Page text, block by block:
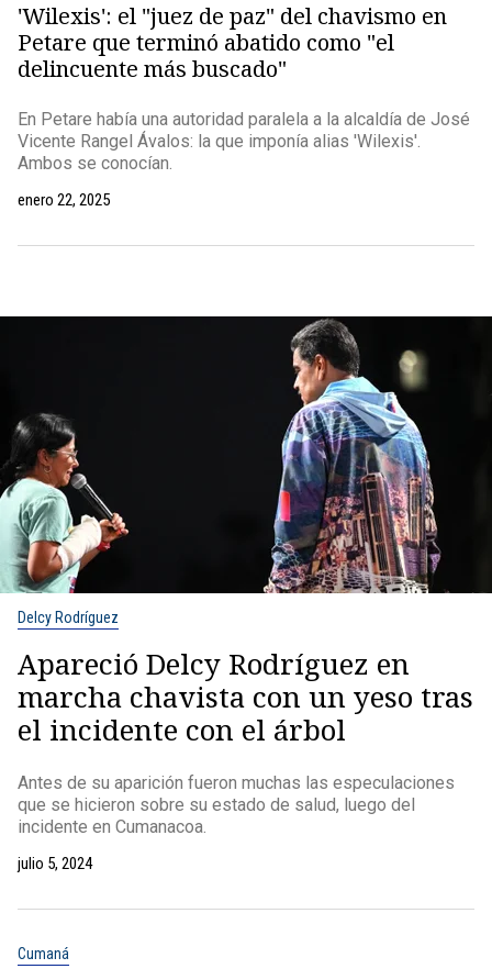
'Wilexis': el "juez de paz" del chavismo en
Petare que terminó abatido como "el
delincuente más buscado"
En Petare había una autoridad paralela a la alcaldía de José
Vicente Rangel Ávalos: la que imponía alias 'Wilexis'.
Ambos se conocían.
enero 22, 2025
Delcy Rodríguez
Apareció Delcy Rodríguez en
marcha chavista con un yeso tras
el incidente con el árbol
Antes de su aparición fueron muchas las especulaciones
que se hicieron sobre su estado de salud, luego del
incidente en Cumanacoa.
julio 5, 2024
Cumaná